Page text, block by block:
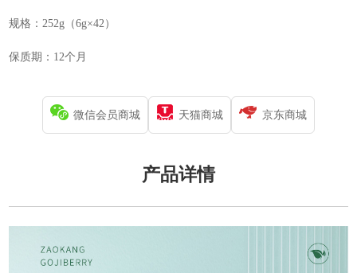
规格：252g（6g×42）
保质期：12个月
微信会员商城 天猫商城 京东商城
产品详情